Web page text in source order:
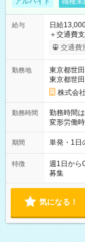
給与
日給
＋交通費支給 ★交通費全額支給！ ┗案件により規
いOK！
ンビニATM
交通費
勤務地
東京都世
東京都世
株式会
勤務時間
勤務時間
変形労働時間制
～21：00
期間 単発・1日
特徴
週1日から
募集
気になる！